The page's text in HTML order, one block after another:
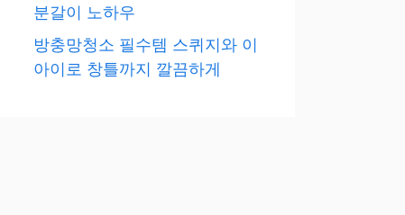
분갈이 노하우
방충망청소 필수템 스퀴지와 이
아이로 창틀까지 깔끔하게